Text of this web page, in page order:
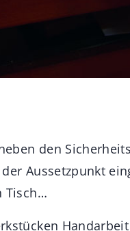
den
Aussetzpunkt
Tisch…